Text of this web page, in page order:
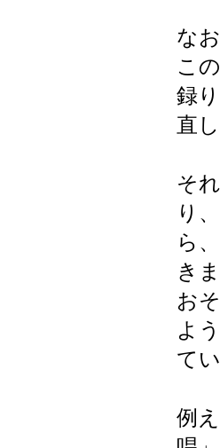
な
こ
録
直
そ
り
ら
き
お
よ
て
例